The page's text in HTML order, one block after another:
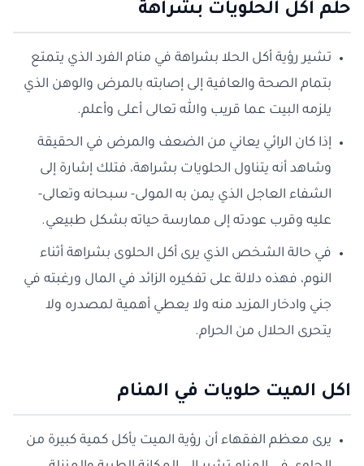
حلم اكل الحلويات بشراهة
تشير رؤية أكل الحلا بشراهة في منام الفرد الذي يتمتع
بتمام الصحة والعافية إلى إصابته بالمرض والوهن الذي
يلزمه البيت عما قريب والله تعالى أعلى وأعلم.
إذا كان الرائي يعاني من الضعف والمرض في الحقيقة
وشاهد أنه يتناول الحلويات بشراهة، فتلك إشارة إلى
الشفاء العاجل الذي يمن به المولى- سبحانه وتعالى-
عليه وقرب عودته إلى ممارسة حياته بشكل طبيعي.
في حالة الشخص الذي يرى أكل الحلوى بشراهة أثناء
النوم، فهذه دلالة على تفكيره الزائد في المال ورغبته في
جني وادخار المزيد منه ولا يعطي أهمية لمصدره ولا
يتحرى الحلال من الحرام.
اكل الميت حلويات في المنام
يرى معظم الفقهاء أن رؤية الميت يأكل كمية كبيرة من